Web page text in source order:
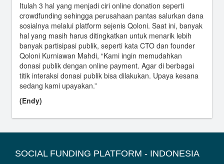
Itulah 3 hal yang menjadi ciri online donation seperti
crowdfunding sehingga perusahaan pantas salurkan dana
sosialnya melalui platform sejenis Qoloni. Saat ini, banyak
hal yang masih harus ditingkatkan untuk menarik lebih
banyak partisipasi publik, seperti kata CTO dan founder
Qoloni Kurniawan Mahdi, “Kami ingin memudahkan
donasi publik dengan online payment. Agar di berbagai
titik interaksi donasi publik bisa dilakukan. Upaya kesana
sedang kami upayakan.”
(Endy)
SOCIAL FUNDING PLATFORM - INDONESIA